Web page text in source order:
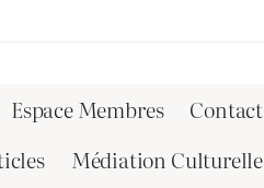
Espace Membres
Contact
Médiation Culturelle